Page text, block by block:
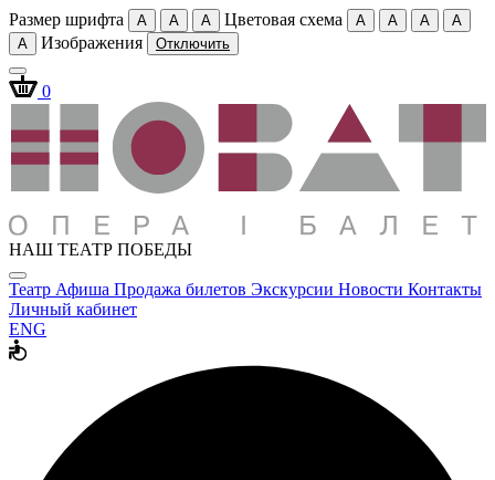
Размер шрифта A A A Цветовая схема A A A
A
A
Изображения Отключить
0
НАШ ТЕАТР ПОБЕДЫ
Театр Афиша Продажа билетов Экскурсии Новости Контакты
Личный кабинет
ENG